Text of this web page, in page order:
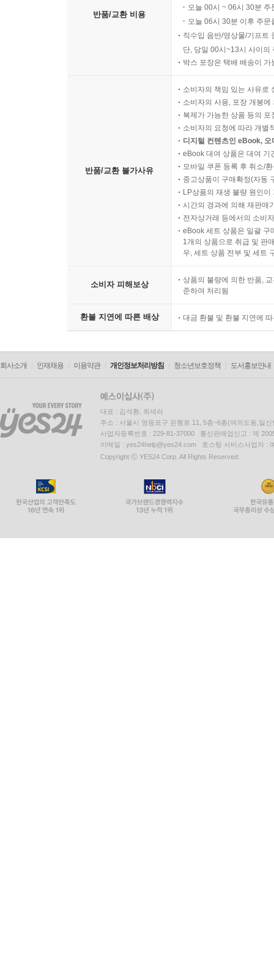
반품/교환 비용
오늘 00시 ~ 06시 30분
오늘 06시 30분 이후 주
직수입 음반/영상물/기프트
단, 당일 00시~13시 사이의
박스 포장은 택배 배송이
반품/교환 불가사유
소비자의 책임 있는 사유로
소비자의 사용, 포장 개봉
복제가 가능한 상품 등의
소비자의 요청에 따라 개별
디지털 컨텐츠인 eBook,
eBook 대여 상품은 대여 기
모바일 쿠폰 등록 후 취소/
중고상품이 구매확정(자동
LP상품의 재생 불량 원인
시간의 경과에 의해 재판매
전자상거래 등에서의 소비
eBook 세트 상품은 일괄 구
1개의 상품으로 취급 및 판
우, 세트 상품 전부 및 세트
소비자 피해보상
상품의 불량에 의한 반품,
준하여 처리됨
환불 지연에 따른 배상 대금 환불 및 환불 지연에
회사소개 인재채용 이용약관 개인정보처리방침 청소년보호정책 도서홍보안내
대표 : 김석환, 최세라
주소 : 서울시 영등포구 은행로 11, 5층~6층(여의도동,일신
사업자등록번호 : 229-81-37000 통신판매업신고 : 제
이메일 : yes24help@yes24.com 호스팅 서비스사업자 :
Copyright ⓒ YES24 Corp. All Rights Reserved.